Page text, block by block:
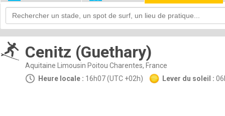
Cenitz (Guethary)
Aquitaine Limousin Poitou Charentes, France
Heure locale : 16h07 (UTC +02h) Lever du soleil :